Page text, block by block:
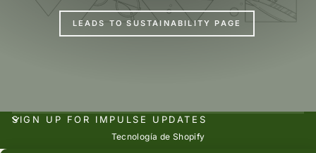
LEADS TO SUSTAINABILITY PAGE
SIGN UP FOR IMPULSE UPDATES
Tecnología de Shopify